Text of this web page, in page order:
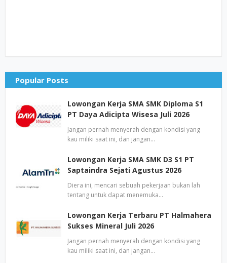
Popular Posts
Lowongan Kerja SMA SMK Diploma S1
PT Daya Adicipta Wisesa Juli 2026
Jangan pernah menyerah dengan kondisi yang
kau miliki saat ini, dan jangan…
Lowongan Kerja SMA SMK D3 S1 PT
Saptaindra Sejati Agustus 2026
Diera ini, mencari sebuah pekerjaan bukan lah
tentang untuk dapat menemuka…
Lowongan Kerja Terbaru PT Halmahera
Sukses Mineral Juli 2026
Jangan pernah menyerah dengan kondisi yang
kau miliki saat ini, dan jangan…